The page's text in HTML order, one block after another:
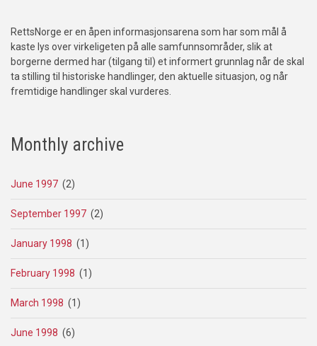
RettsNorge er en åpen informasjonsarena som har som mål å
kaste lys over virkeligeten på alle samfunnsområder, slik at
borgerne dermed har (tilgang til) et informert grunnlag når de skal
ta stilling til historiske handlinger, den aktuelle situasjon, og når
fremtidige handlinger skal vurderes.
Monthly archive
June 1997 (2)
September 1997 (2)
January 1998 (1)
February 1998 (1)
March 1998 (1)
June 1998 (6)